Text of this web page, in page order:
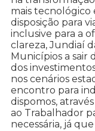
mais tecnológico
disposição para
inclusive para a
clareza, Jundiaí
Municípios a sair
dos
nos cenários
encontro para
dispomos,
ao Trabalhador
necessária, já